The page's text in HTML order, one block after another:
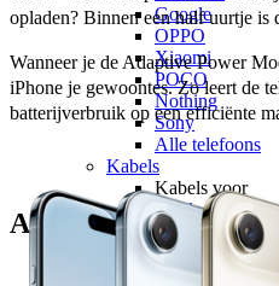
Google
OPPO
Xiaomi
POCO
Nothing
Sony
Alle telefoons
Kabels
Kabels voor
Apple
Samsung
OnePlus
Motorola
opladen? Binnen een half uurtje is
Wanneer je de Adaptive Power
iPhone je gewoontes. Zo leert de
batterijverbruik op een efficiënte
Apple Intelligence